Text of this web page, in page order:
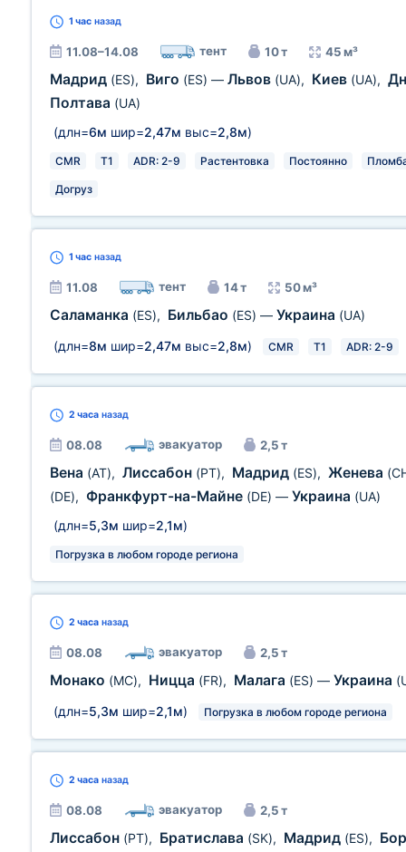
1 час назад
11.08–14.08 тент 10 т 45 м³
Мадрид (ES), Виго (ES) — Львов (UA), Киев (UA),
Полтава (UA)
(длн=6м шир=2,47м выс=2,8м)
CMR T1 ADR: 2-9 Растентовка Постоянно
Догруз
1 час назад
11.08 тент 14 т 50 м³
Саламанка (ES), Бильбао (ES) — Украина (UA)
(длн=8м шир=2,47м выс=2,8м) CMR T1 ADR: 2-9
2 часа назад
08.08 эвакуатор 2,5 т
Вена (AT), Лиссабон (PT), Мадрид (ES), Женева
(DE), Франкфурт-на-Майне (DE) — Украина (UA)
(длн=5,3м шир=2,1м)
Погрузка в любом городе региона
2 часа назад
08.08 эвакуатор 2,5 т
Монако (MC), Ницца (FR), Малага (ES) — Украина
(длн=5,3м шир=2,1м) Погрузка в любом городе региона
2 часа назад
08.08 эвакуатор 2,5 т
Лиссабон (PT), Братислава (SK), Мадрид (ES),